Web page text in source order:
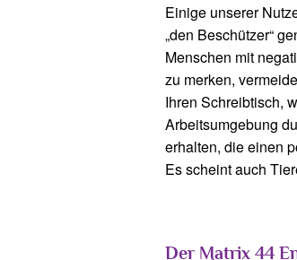
Einige unserer
„den Beschützer“
Menschen mit
zu merken,
Ihren Schreibtisch,
Arbeitsumgebung
erhalten, die einen
Es scheint auch
Der Matrix 44